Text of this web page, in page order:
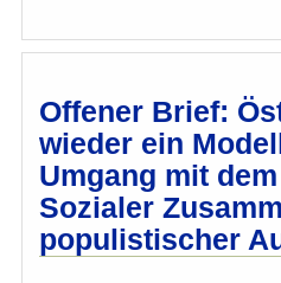
Offener Brief:
wieder ein
Umgang mit
Sozialer
populistischer